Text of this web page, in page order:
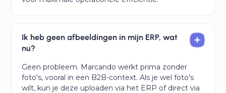
Ik heb geen afbeeldingen in mijn ERP, wat
nu?
Geen probleem. Marcando werkt prima zonder
foto's, vooral in een B2B-context. Als je wel foto's
wilt, kun je deze uploaden via het ERP of direct via